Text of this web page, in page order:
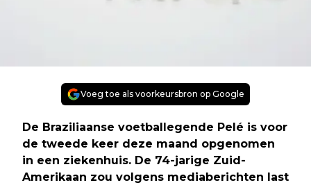
Voeg toe als voorkeursbron op Google
De Braziliaanse voetballegende Pelé is voor
de tweede keer deze maand opgenomen
in een ziekenhuis. De 74-jarige Zuid-
Amerikaan zou volgens mediaberichten last